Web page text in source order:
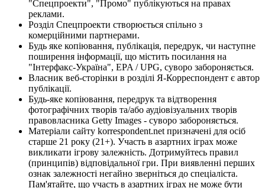
"Спецпроекти", "Промо" публікуються на правах
реклами.
Розділ Спецпроекти створюється спільно з
комерційними партнерами.
Будь яке копіювання, публікація, передрук, чи наступне
поширення інформації, що містить посилання на
"Інтерфакс-Україна", EPA / UPG, суворо забороняється.
Власник веб-сторінки в розділі Я-Корреспондент є автор
публікації.
Будь-яке копіювання, передрук та відтворення
фотографічних творів та/або аудіовізуальних творів
правовласника Getty Images - суворо забороняється.
Матеріали сайту korrespondent.net призначені для осіб
старше 21 року (21+). Участь в азартних іграх може
викликати ігрову залежність. Дотримуйтесь правил
(принципів) відповідальної гри. При виявленні перших
ознак залежності негайно зверніться до спеціаліста.
Пам'ятайте, що участь в азартних іграх не може бути